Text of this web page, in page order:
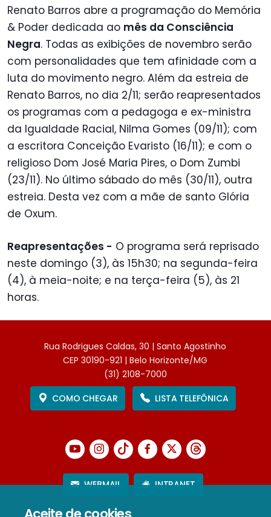
Renato Barros abre a programação do Memória
& Poder dedicada ao mês da Consciência
Negra. Todas as exibições de novembro serão
com personalidades que tem afinidade com a
luta do movimento negro. Além da estreia de
Renato Barros, no dia 2/11; serão reapresentados
os programas com a pedagoga e ex-ministra
da Igualdade Racial, Nilma Gomes (09/11); com
a escritora Conceição Evaristo (16/11); e com o
religioso Dom José Maria Pires, o Dom Zumbi
(23/11). No último sábado do mês (30/11), outra
estreia. Desta vez com a mãe de santo Glória
de Oxum.
Reapresentações - O programa será reprisado
neste domingo (3), às 15h30; na segunda-feira
(4), à meia-noite; e na terça-feira (5), às 21
horas.
Rua Rodrigues Caldas, 30 | Santo Agostinho
CEP 30190-921 | Belo Horizonte/MG
(31) 2108-7000
COMO CHEGAR
LISTA TELEFÔNICA
WEBMAIL INTRANET